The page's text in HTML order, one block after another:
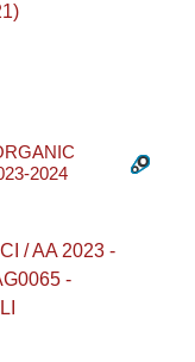
2024
/ AA 2023 -
-